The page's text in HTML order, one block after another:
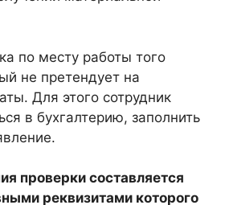
по месту работы того
не претендует на
Для этого сотрудник
в бухгалтерию, заполнить
проверки составляется
реквизитами которого